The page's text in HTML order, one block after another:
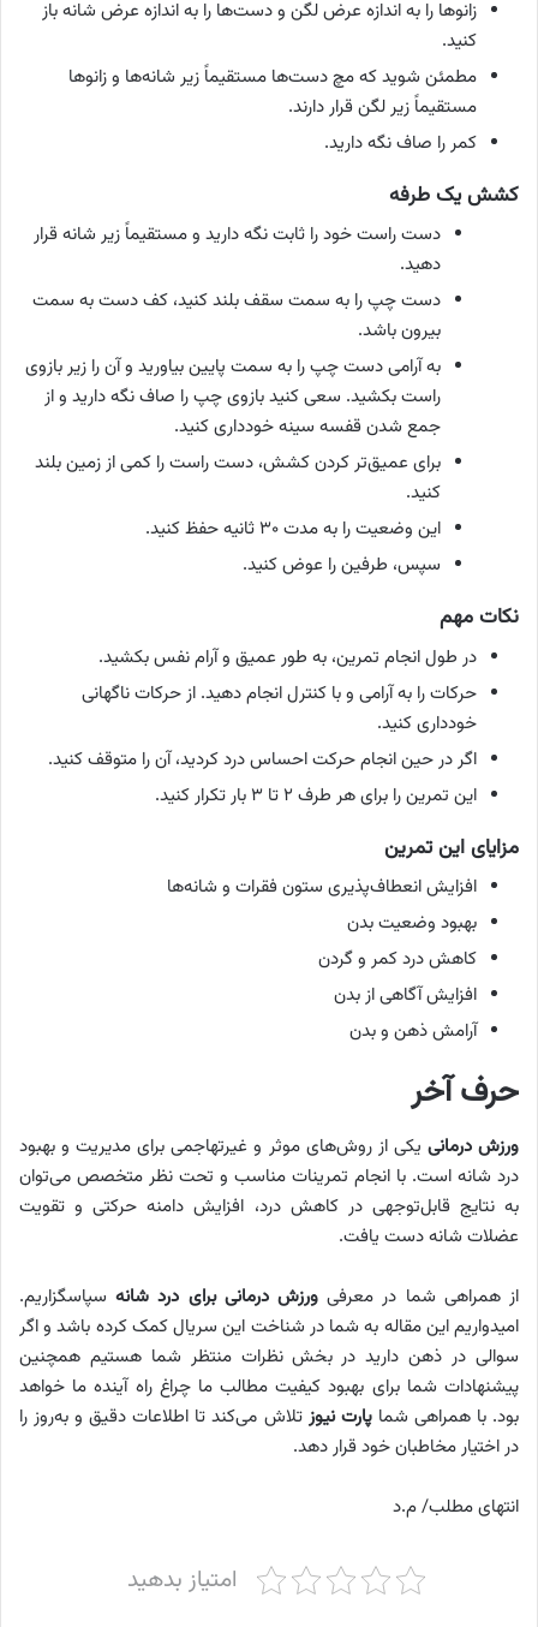
زانوها را به اندازه عرض لگن و دست‌ها را به اندازه عرض شانه باز
کنید.
مطمئن شوید که مچ دست‌ها مستقیماً زیر شانه‌ها و زانوها
مستقیماً زیر لگن قرار دارند.
کمر را صاف نگه دارید.
کشش یک طرفه
دست راست خود را ثابت نگه دارید و مستقیماً زیر شانه قرار
دهید.
دست چپ را به سمت سقف بلند کنید، کف دست به سمت
بیرون باشد.
به آرامی دست چپ را به سمت پایین بیاورید و آن را زیر بازوی
راست بکشید. سعی کنید بازوی چپ را صاف نگه دارید و از
جمع شدن قفسه سینه خودداری کنید.
برای عمیق‌تر کردن کشش، دست راست را کمی از زمین بلند
کنید.
این وضعیت را به مدت ۳۰ ثانیه حفظ کنید.
سپس، طرفین را عوض کنید.
نکات مهم
در طول انجام تمرین، به طور عمیق و آرام نفس بکشید.
حرکات را به آرامی و با کنترل انجام دهید. از حرکات ناگهانی
خودداری کنید.
اگر در حین انجام حرکت احساس درد کردید، آن را متوقف کنید.
این تمرین را برای هر طرف ۲ تا ۳ بار تکرار کنید.
مزایای این تمرین
افزایش انعطاف‌پذیری ستون فقرات و شانه‌ها
بهبود وضعیت بدن
کاهش درد کمر و گردن
افزایش آگاهی از بدن
آرامش ذهن و بدن
حرف آخر
ورزش درمانی یکی از روش‌های موثر و غیرتهاجمی برای مدیریت و بهبود
درد شانه است. با انجام تمرینات مناسب و تحت نظر متخصص می‌توان
به نتایج قابل‌توجهی در کاهش درد، افزایش دامنه حرکتی و تقویت
عضلات شانه دست یافت.
از همراهی شما در معرفی ورزش درمانی برای درد شانهسپاسگزاریم.
امیدواریم این مقاله به شما در شناخت این سریال کمک کرده باشد و اگر
سوالی در ذهن دارید در بخش نظرات منتظر شما هستیم همچنین
پیشنهادات شما برای بهبود کیفیت مطالب ما چراغ راه آینده ما خواهد
بود. با همراهی شماپارت نیوزتلاش می‌کند تا اطلاعات دقیق و به‌روز را
در اختیار مخاطبان خود قرار دهد.
انتهای مطلب/ م.د
امتیاز بدهید